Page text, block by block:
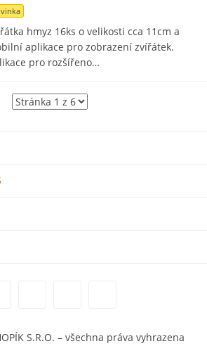
hmyz 16ks o velikosti cca 11cm a
aplikace pro zobrazení zvířátek.
pro rozšířeno…
S.R.O. – všechna práva vyhrazena